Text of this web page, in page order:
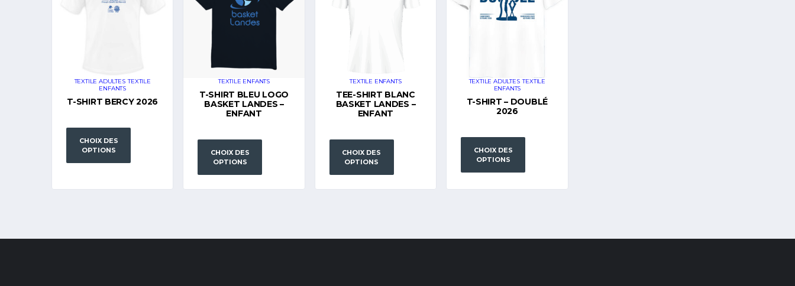
TEXTILE ADULTES,TEXTILE
ENFANTS
T-SHIRT BERCY 2026
CHOIX DES
OPTIONS
TEXTILE ENFANTS
T-SHIRT BLEU LOGO
BASKET LANDES –
ENFANT
CHOIX DES
OPTIONS
TEXTILE ENFANTS
TEE-SHIRT BLANC
BASKET LANDES –
ENFANT
CHOIX DES
OPTIONS
TEXTILE ADULTES,TEXTILE
ENFANTS
T-SHIRT – DOUBLÉ
2026
CHOIX DES
OPTIONS